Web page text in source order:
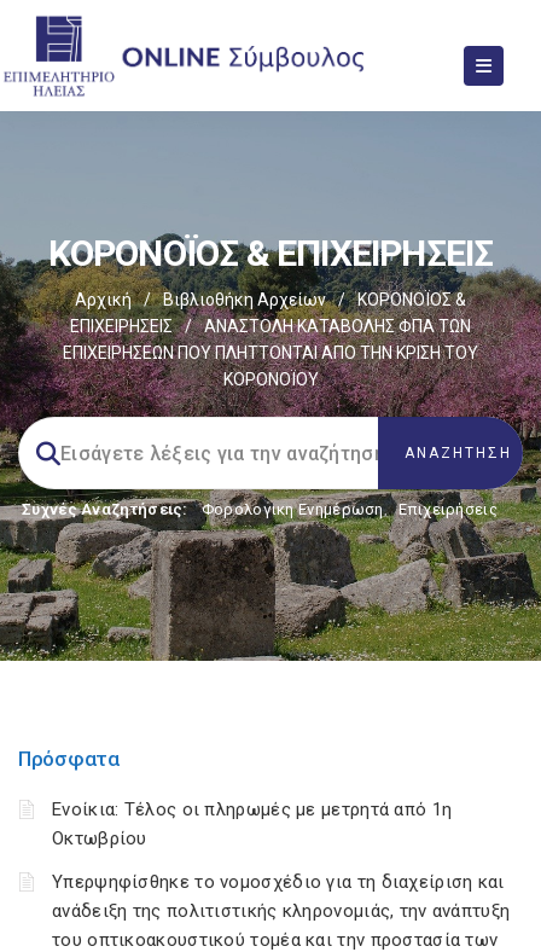
ΚΟΡΟΝΟΪΟΣ & ΕΠΙΧΕΙΡΗΣΕΙΣ
Αρχική / Βιβλιοθήκη Αρχείων /
ΚΟΡΟΝΟΪΟΣ &
ΕΠΙΧΕΙΡΗΣΕΙΣ
/
ΑΝΑΣΤΟΛΗ ΚΑΤΑΒΟΛΗΣ ΦΠΑ ΤΩΝ
ΕΠΙΧΕΙΡΗΣΕΩΝ ΠΟΥ ΠΛΗΤΤΟΝΤΑΙ ΑΠΟ ΤΗΝ ΚΡΙΣΗ ΤΟΥ
ΚΟΡΟΝΟΪΟΥ
Συχνές Αναζητήσεις: Φορολογικη Ενημέρωση, Επιχειρήσεις
Πρόσφατα
Ενοίκια: Τέλος οι πληρωμές με μετρητά από 1η
Οκτωβρίου
Υπερψηφίσθηκε το νομοσχέδιο για τη διαχείριση και
ανάδειξη της πολιτιστικής κληρονομιάς, την ανάπτυξη
του οπτικοακουστικού τομέα και την προστασία των